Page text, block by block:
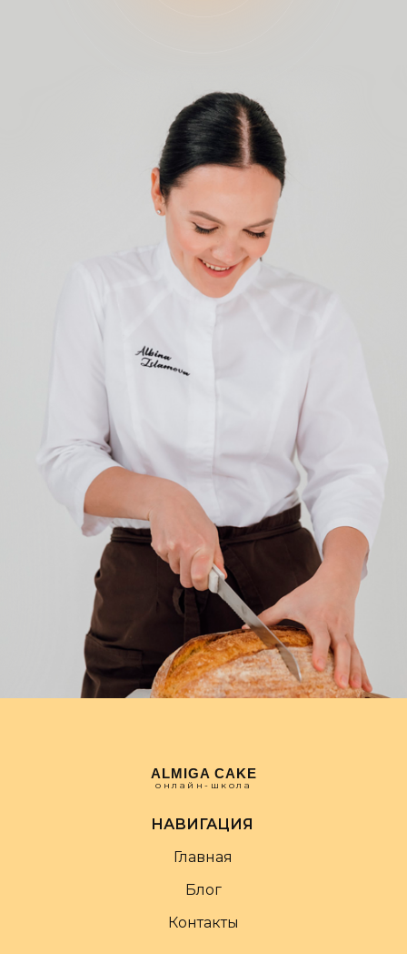
ALMIGA CAKE
онлайн-школа
Главная
Блог
Контакты
НАВИГАЦИЯ